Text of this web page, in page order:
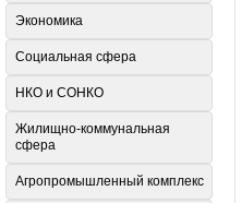
Экономика
Социальная сфера
НКО и СОНКО
Жилищно-коммунальная
сфера
Агропромышленный комплекс